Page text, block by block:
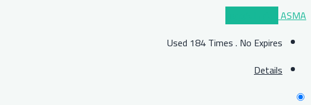
ASMA
Used 184 Times. No Expires
Details